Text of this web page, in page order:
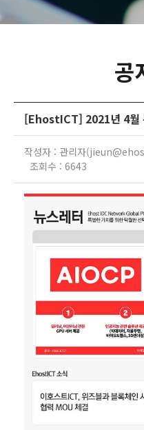
공
[EhostICT] 2021년 4월
작성자 : 관리자
조회수 : 6643